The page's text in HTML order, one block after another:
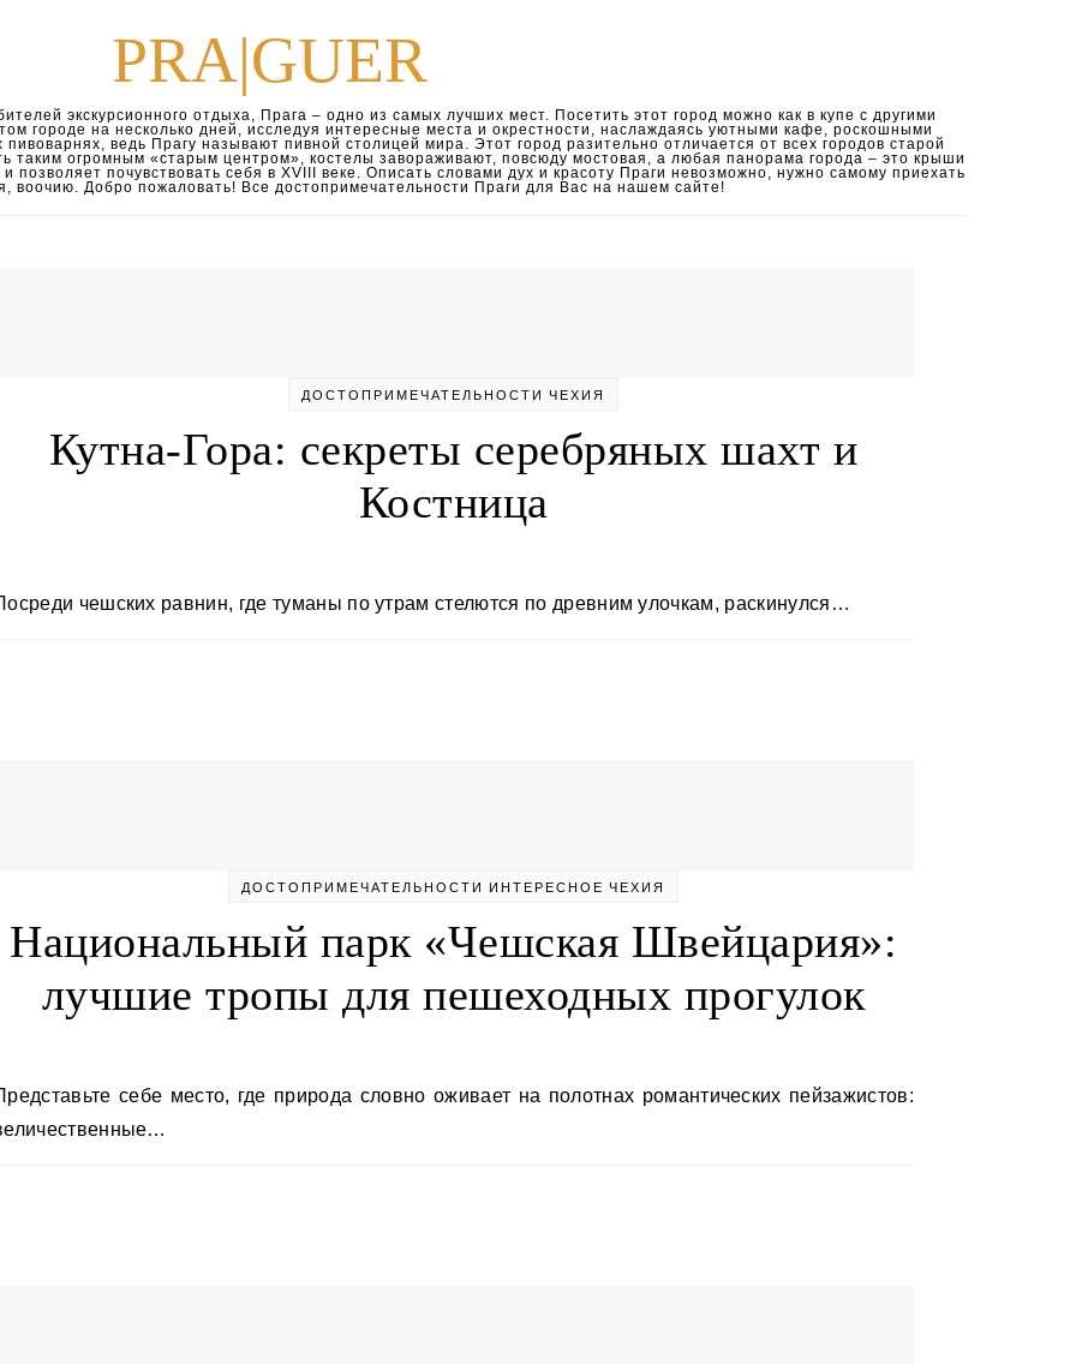
PRA|GUER
экскурсионного отдыха, Прага – одно из самых лучших мест. Посетить этот город можно как в купе с другими
городе на несколько дней, исследуя интересные места и окрестности, наслаждаясь уютными кафе, роскошными
ведь Прагу называют пивной столицей мира. Этот город разительно отличается от всех городов старой
таким огромным «старым центром», костелы завораживают, повсюду мостовая, а любая панорама города – это крыши
позволяет почувствовать себя в XVIII веке. Описать словами дух и красоту Праги невозможно, нужно самому приехать
воочию. Добро пожаловать! Все достопримечательности Праги для Вас на нашем сайте!
ДОСТОПРИМЕЧАТЕЛЬНОСТИ ЧЕХИЯ
Кутна-Гора: секреты серебряных шахт и
Костница
Посреди чешских равнин, где туманы по утрам стелются по древним улочкам, раскинулся…
ДОСТОПРИМЕЧАТЕЛЬНОСТИ ИНТЕРЕСНОЕ ЧЕХИЯ
Национальный парк «Чешская Швейцария»:
лучшие тропы для пешеходных прогулок
пейзажистов: